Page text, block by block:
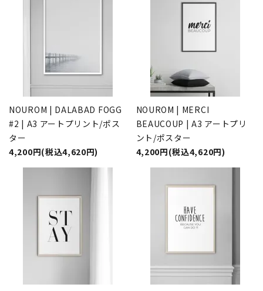
NOUROM | DALABAD FOGG
#2 | A3 アートプリント/ポス
ター
4,200円(税込4,620円)
NOUROM | MERCI
BEAUCOUP | A3 アートプリ
ント/ポスター
4,200円(税込4,620円)